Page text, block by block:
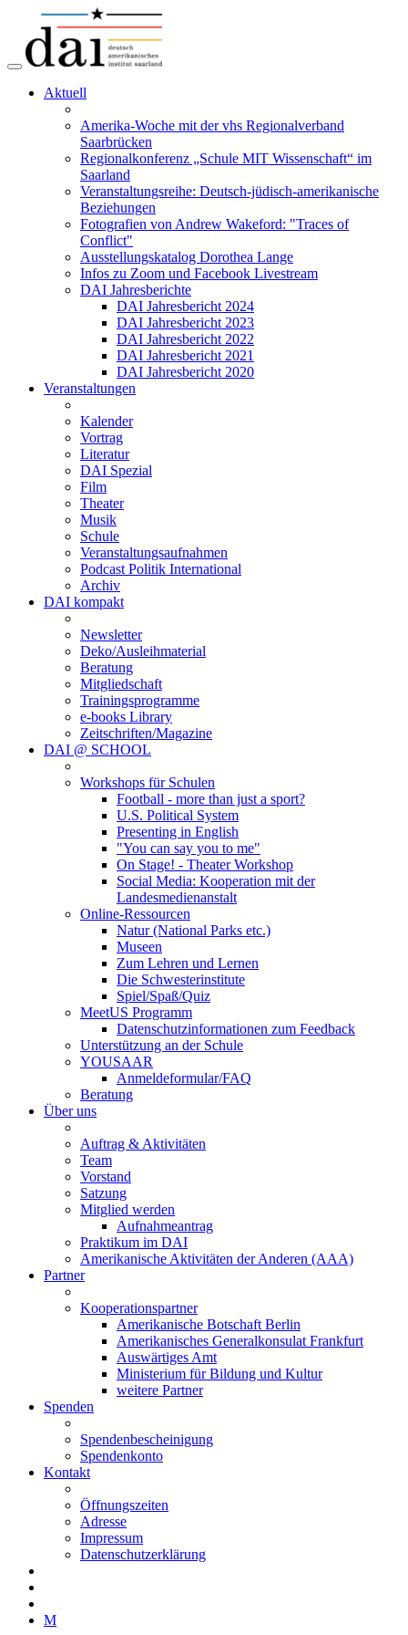
Aktuell
Amerika-Woche mit der vhs Regionalverband
Saarbrücken
Regionalkonferenz „Schule MIT Wissenschaft“ im
Saarland
Veranstaltungsreihe: Deutsch-jüdisch-amerikanische
Beziehungen
Fotografien von Andrew Wakeford: "Traces of
Conflict"
Ausstellungskatalog Dorothea Lange
Infos zu Zoom und Facebook Livestream
DAI Jahresberichte
DAI Jahresbericht 2024
DAI Jahresbericht 2023
DAI Jahresbericht 2022
DAI Jahresbericht 2021
DAI Jahresbericht 2020
Veranstaltungen
Kalender
Vortrag
Literatur
DAI Spezial
Film
Theater
Musik
Schule
Veranstaltungsaufnahmen
Podcast Politik International
Archiv
DAI kompakt
Newsletter
Deko/Ausleihmaterial
Beratung
Mitgliedschaft
Trainingsprogramme
e-books Library
Zeitschriften/Magazine
DAI @ SCHOOL
Workshops für Schulen
Football - more than just a sport?
U.S. Political System
Presenting in English
"You can say you to me"
On Stage! - Theater Workshop
Social Media: Kooperation mit der
Landesmedienanstalt
Online-Ressourcen
Natur (National Parks etc.)
Museen
Zum Lehren und Lernen
Die Schwesterinstitute
Spiel/Spaß/Quiz
MeetUS Programm
Datenschutzinformationen zum Feedback
Unterstützung an der Schule
YOUSAAR
Anmeldeformular/FAQ
Beratung
Über uns
Auftrag & Aktivitäten
Team
Vorstand
Satzung
Mitglied werden
Aufnahmeantrag
Praktikum im DAI
Amerikanische Aktivitäten der Anderen (AAA)
Partner
Kooperationspartner
Amerikanische Botschaft Berlin
Amerikanisches Generalkonsulat Frankfurt
Auswärtiges Amt
Ministerium für Bildung und Kultur
weitere Partner
Spenden
Spendenbescheinigung
Spendenkonto
Kontakt
Öffnungszeiten
Adresse
Impressum
Datenschutzerklärung
M